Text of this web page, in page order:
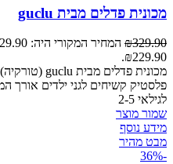
מכונית פדלים מבית guclu
₪329.90 המחיר המקורי היה: ₪329.90.
₪229.90.
לגילאי 2-5
שמור מוצר
מידע נוסף
מבט מהיר
-36%